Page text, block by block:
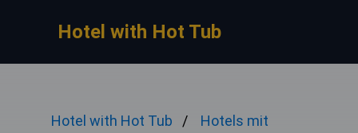
Hotel with Hot Tub
Hotel with Hot Tub
Hotels mit